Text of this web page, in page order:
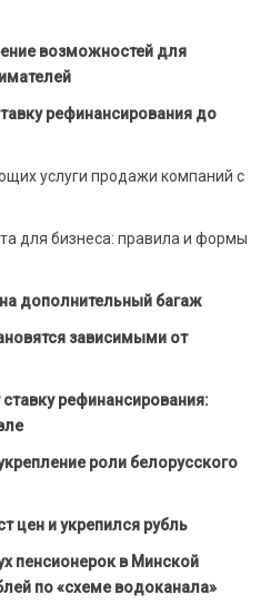
возможностей для
рефинансирования до
услуги продажи компаний с
для бизнеса: правила и формы
дополнительный багаж
зависимыми от
рефинансирования:
роли белорусского
цен и укрепился рубль
пенсионерок в Минской
по «схеме водоканала»